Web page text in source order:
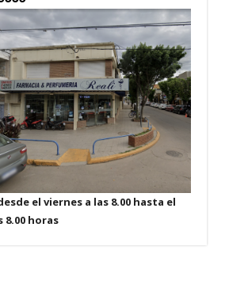
el viernes a las 8.00 hasta el
8.00 horas